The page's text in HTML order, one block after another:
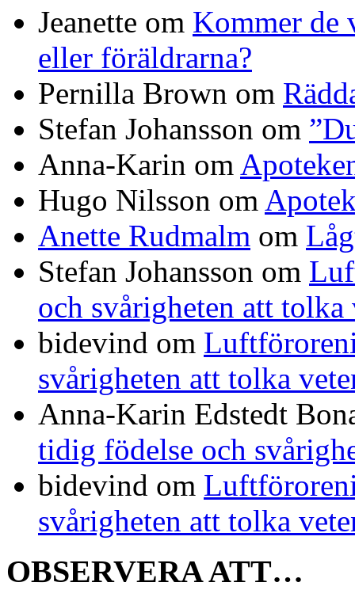
Jeanette om Kommer de
eller föräldrarna?
Pernilla Brown om
Stefan Johansson om
Anna-Karin om
Hugo Nilsson om
Anette Rudmalm om
Stefan Johansson om
och svårigheten att tolka
bidevind om
svårigheten att tolka
Anna-Karin Edstedt
tidig födelse och
bidevind om
svårigheten att tolka
OBSERVERA ATT…